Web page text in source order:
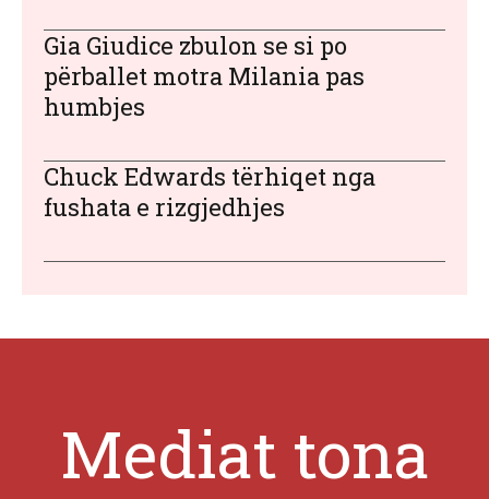
Gia Giudice zbulon se si po
përballet motra Milania pas
humbjes
Chuck Edwards tërhiqet nga
fushata e rizgjedhjes
Mediat tona